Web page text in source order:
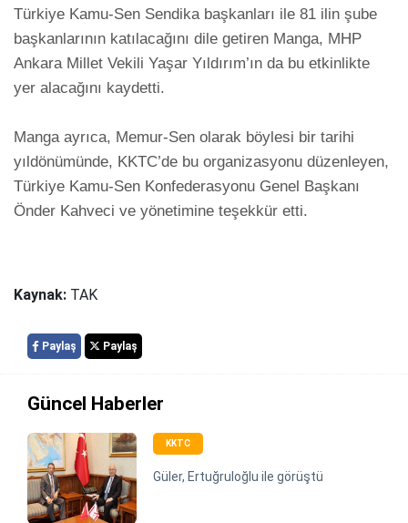
Türkiye Kamu-Sen Sendika başkanları ile 81 ilin şube
başkanlarının katılacağını dile getiren Manga, MHP
Ankara Millet Vekili Yaşar Yıldırım’ın da bu etkinlikte
yer alacağını kaydetti.
Manga ayrıca, Memur-Sen olarak böylesi bir tarihi
yıldönümünde, KKTC’de bu organizasyonu düzenleyen,
Türkiye Kamu-Sen Konfederasyonu Genel Başkanı
Önder Kahveci ve yönetimine teşekkür etti.
Kaynak: TAK
Paylaş Paylaş
Güncel Haberler
KKTC
Güler, Ertuğruloğlu ile görüştü